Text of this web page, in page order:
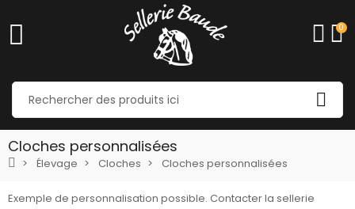
0
Cloches personnalisées
Élevage Cloches Cloches personnalisées
Exemple de personnalisation possible. Contacter la sellerie